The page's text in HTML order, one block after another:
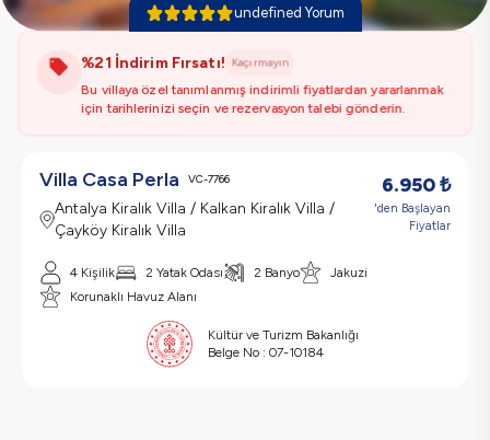
undefined Yorum
%21 İndirim Fırsatı! Kaçırmayın
Bu villaya özel tanımlanmış indirimli fiyatlardan yararlanmak
için tarihlerinizi seçin ve rezervasyon talebi gönderin.
Villa Casa Perla VC-7766
Antalya Kiralık Villa / Kalkan Kiralık Villa /
Çayköy Kiralık Villa
6.950₺
'den Başlayan
Fiyatlar
4 Kişilik 2 Yatak Odası 2 Banyo
Jakuzi
Korunaklı Havuz Alanı
Kültür ve Turizm Bakanlığı
Belge No : 07-10184